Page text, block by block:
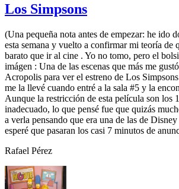
Los Simpsons
(Una pequeña nota antes de empezar: he ido
esta semana y vuelto a confirmar mi teoría de
barato que ir al cine . Yo no tomo, pero el
imágen : Una de las escenas que más me
Acropolis para ver el estreno de Los
me la llevé cuando entré a la sala #5 y la
Aunque la restricción de esta película son los
inadecuado, lo que pensé fue que quizás
a verla pensando que era una de las de
esperé que pasaran los casi 7 minutos de
Rafael Pérez